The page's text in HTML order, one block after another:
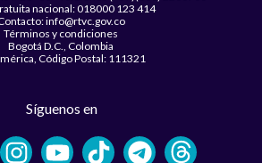
nacional: 018000 123 414
info@rtvc.gov.co
Términos y condiciones
Bogotá D.C., Colombia
Código Postal: 111321
Síguenos en